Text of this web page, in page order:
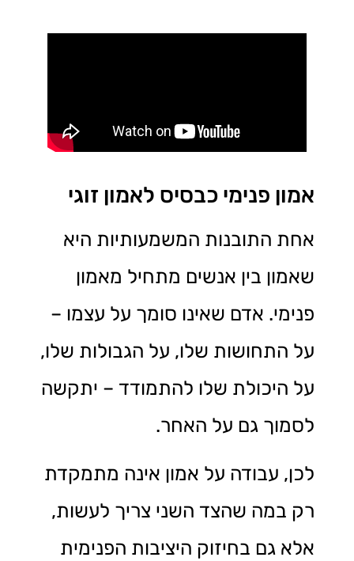
אמון פנימי כבסיס לאמון זוגי
אחת התובנות המשמעותיות היא
שאמון בין אנשים מתחיל מאמון
פנימי. אדם שאינו סומך על עצמו –
על התחושות שלו, על הגבולות שלו,
על היכולת שלו להתמודד – יתקשה
לסמוך גם על האחר.
לכן, עבודה על אמון אינה מתמקדת
רק במה שהצד השני צריך לעשות,
אלא גם בחיזוק היציבות הפנימית